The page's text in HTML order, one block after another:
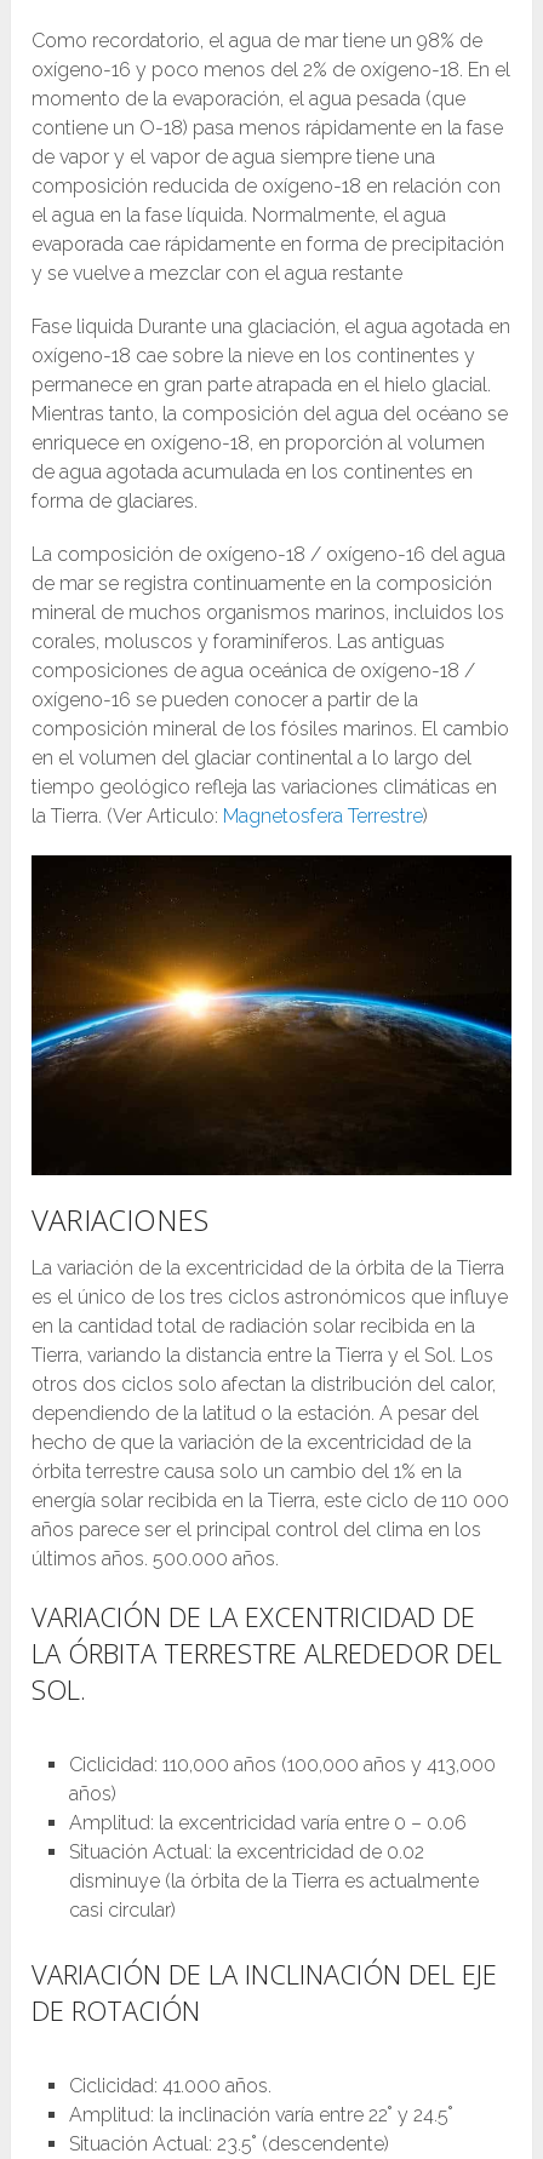
Como recordatorio, el agua de mar tiene un 98% de
oxígeno-16 y poco menos del 2% de oxígeno-18. En el
momento de la evaporación, el agua pesada (que
contiene un O-18) pasa menos rápidamente en la fase
de vapor y el vapor de agua siempre tiene una
composición reducida de oxígeno-18 en relación con
el agua en la fase líquida. Normalmente, el agua
evaporada cae rápidamente en forma de precipitación
y se vuelve a mezclar con el agua restante
Fase liquida Durante una glaciación, el agua agotada en
oxígeno-18 cae sobre la nieve en los continentes y
permanece en gran parte atrapada en el hielo glacial.
Mientras tanto, la composición del agua del océano se
enriquece en oxígeno-18, en proporción al volumen
de agua agotada acumulada en los continentes en
forma de glaciares.
La composición de oxígeno-18 / oxígeno-16 del agua
de mar se registra continuamente en la composición
mineral de muchos organismos marinos, incluidos los
corales, moluscos y foraminíferos. Las antiguas
composiciones de agua oceánica de oxígeno-18 /
oxígeno-16 se pueden conocer a partir de la
composición mineral de los fósiles marinos. El cambio
en el volumen del glaciar continental a lo largo del
tiempo geológico refleja las variaciones climáticas en
la Tierra. (Ver Articulo: Magnetosfera Terrestre)
VARIACIONES
La variación de la excentricidad de la órbita de la Tierra
es el único de los tres ciclos astronómicos que influye
en la cantidad total de radiación solar recibida en la
Tierra, variando la distancia entre la Tierra y el Sol. Los
otros dos ciclos solo afectan la distribución del calor,
dependiendo de la latitud o la estación. A pesar del
hecho de que la variación de la excentricidad de la
órbita terrestre causa solo un cambio del 1% en la
energía solar recibida en la Tierra, este ciclo de 110 000
años parece ser el principal control del clima en los
últimos años. 500.000 años.
VARIACIÓN DE LA EXCENTRICIDAD DE
LA ÓRBITA TERRESTRE ALREDEDOR DEL
SOL.
Ciclicidad: 110,000 años (100,000 años y 413,000
años)
Amplitud: la excentricidad varía entre 0 – 0.06
Situación Actual: la excentricidad de 0.02
disminuye (la órbita de la Tierra es actualmente
casi circular)
VARIACIÓN DE LA INCLINACIÓN DEL EJE
DE ROTACIÓN
Ciclicidad: 41.000 años.
Amplitud: la inclinación varía entre 22˚ y 24.5˚
Situación Actual: 23.5˚ (descendente)